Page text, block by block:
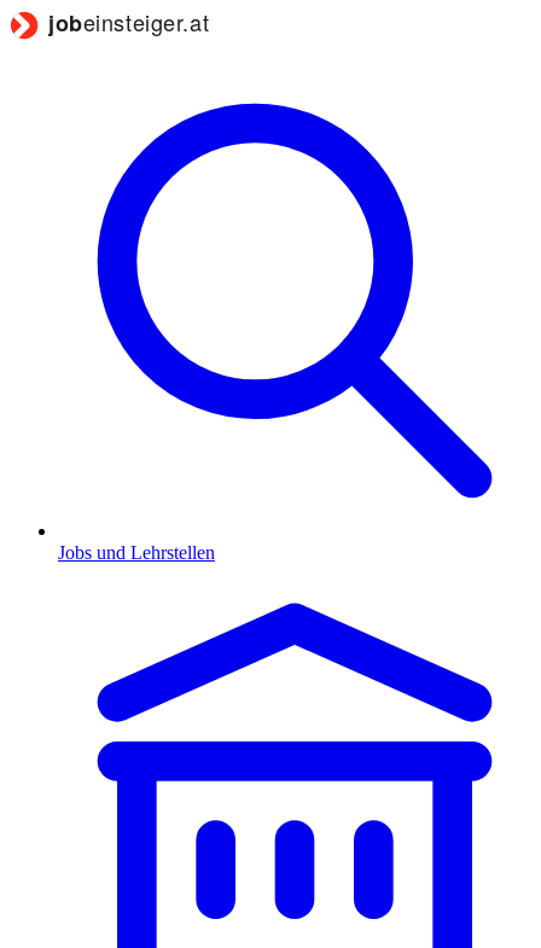
Jobs und Lehrstellen